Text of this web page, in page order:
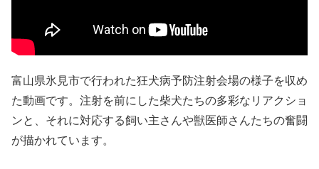
富山県氷見市で行われた狂犬病予防注射会場の様子を収め
た動画です。​注射を前にした柴犬たちの多彩なリアクショ
ンと、それに対応する飼い主さんや獣医師さんたちの奮闘
が描かれています。​